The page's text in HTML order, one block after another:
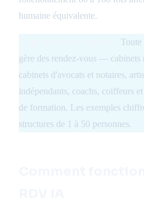
humaine équivalente.
Toute
gère des rendez-vous — cabinets
cabinets d'avocats et notaires,
indépendants, coachs, coiffeurs
de formation. Les exemples
structures de 1 à 50 personnes.